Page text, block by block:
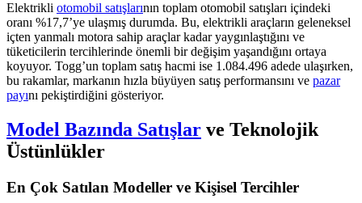
Elektrikli otomobil satışlarının toplam otomobil satışları içindeki
oranı %17,7’ye ulaşmış durumda. Bu, elektrikli araçların geleneksel
içten yanmalı motora sahip araçlar kadar yaygınlaştığını ve
tüketicilerin tercihlerinde önemli bir değişim yaşandığını ortaya
koyuyor. Togg’un toplam satış hacmi ise 1.084.496 adede ulaşırken,
bu rakamlar, markanın hızla büyüyen satış performansını ve pazar
payını pekiştirdiğini gösteriyor.
Model Bazında Satışlar ve Teknolojik
Üstünlükler
En Çok Satılan Modeller ve Kişisel Tercihler